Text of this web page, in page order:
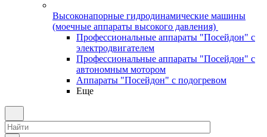
Высоконапорные гидродинамические машины
(моечные аппараты высокого давления)
Профессиональные аппараты "Посейдон" с
электродвигателем
Профессиональные аппараты "Посейдон" с
автономным мотором
Аппараты "Посейдон" с подогревом
Еще